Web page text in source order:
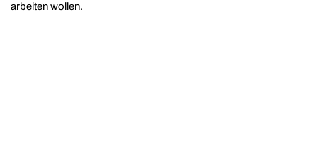
arbeiten wollen.